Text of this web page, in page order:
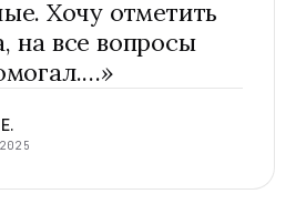
Хочу отметить
на все вопросы
»